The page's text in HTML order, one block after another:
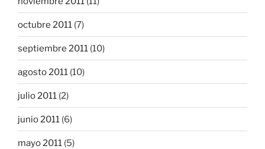
octubre 2011 (7)
septiembre 2011 (10)
agosto 2011 (10)
julio 2011 (2)
junio 2011 (6)
mayo 2011 (5)